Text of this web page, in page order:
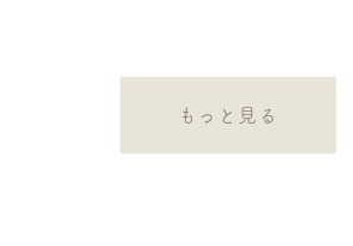
もっと見る